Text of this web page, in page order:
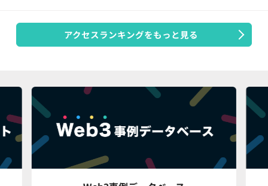
アクセスランキングをもっと見る